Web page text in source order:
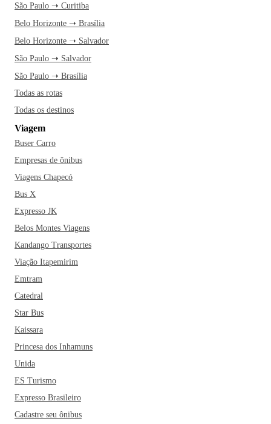
São Paulo ➝ Curitiba
Belo Horizonte ➝ Brasília
Belo Horizonte ➝ Salvador
São Paulo ➝ Salvador
São Paulo ➝ Brasília
Todas as rotas
Todas os destinos
Viagem
Buser Carro
Empresas de ônibus
Viagens Chapecó
Bus X
Expresso JK
Belos Montes Viagens
Kandango Transportes
Viação Itapemirim
Emtram
Catedral
Star Bus
Kaissara
Princesa dos Inhamuns
Unida
ES Turismo
Expresso Brasileiro
Cadastre seu ônibus